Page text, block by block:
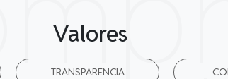
Valores
TRANSPARENCIA